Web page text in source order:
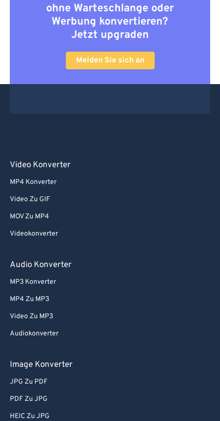
ohne Warteschlange oder
Werbung konvertieren?
Jetzt upgraden
Melden Sie sich an
Video Konverter
MP4 Konverter
Video Zu GIF
MOV Zu MP4
Videokonverter
Audio Konverter
MP3 Konverter
MP4 Zu MP3
Video Zu MP3
Audiokonverter
Image Konverter
JPG Zu PDF
PDF Zu JPG
HEIC Zu JPG